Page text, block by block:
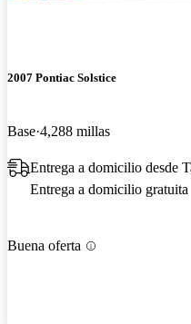
2007 Pontiac Solstice
Base 4,288 millas
Entrega a domicilio desde
Entrega a domicilio gratuita
Buena oferta